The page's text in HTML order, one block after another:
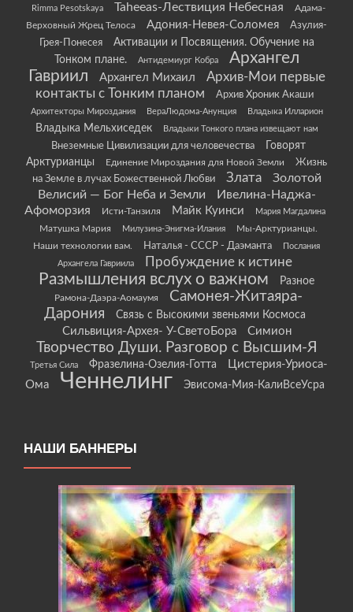
Rimma Pesotskaya Taheeas-Лествиция Небесная
Адама-
Верховный Жрец Телоса
Адония-Невея-Соломея
Азулия-
Грея-Понесея
Активации и Посвящения. Обучение на
Тонком плане.
Антидемиург Кобра
Архангел
Гавриил
Архангел Михаил
Архив-Мои первые
контакты с Тонким планом
Архив Хроник Акаши
Архитекторы Мироздания ВераЛюдома-Анунция Владыка Илларион
Владыка Мельхиседек Владыки Тонкого плана извещают нам
Внеземные Цивилизации для человечества
Говорят
Арктурианцы
Единение Мироздания для Новой Земли
Жизнь
на Земле в лучах Божественной Любви
Злата
Золотой
Велисий — Бог Неба и Земли
Ивелина-Наджа-
Афоморзия
Исти-Танзиля Майк Куинси Мария Магдалина
Матушка Мария Милузина-Энигма-Илания
Мы-Арктурианцы.
Наши технологии вам.
Наталья - СССР - Даэманта
Послания
Архангела Гавриила
Пробуждение к истине
Размышления вслух о важном Разное
Рамона-Даэра-Аомаумя
Самонея-Житаяра-
Дарония
Связь с Высокими звеньями Космоса
Сильвиция-Архея- У-СветоБора Симион
Творчество Души. Разговор с Высшим-Я
Третья Сила Фразелина-Озелия-Готта
Цистерия-Уриоса-
Ома
Ченнелинг Эвисома-Мия-КалиВсеУсра
НАШИ БАННЕРЫ